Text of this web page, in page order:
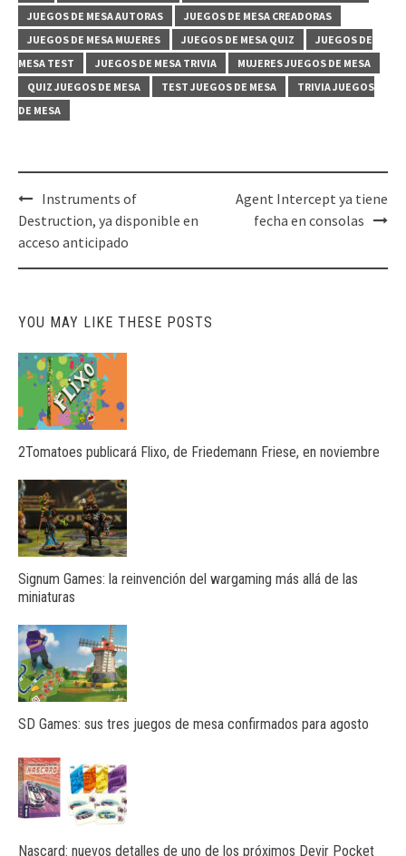
JUEGOS DE MESA AUTORAS
JUEGOS DE MESA CREADORAS
JUEGOS DE MESA MUJERES
JUEGOS DE MESA QUIZ
JUEGOS DE
MESA TEST
JUEGOS DE MESA TRIVIA
MUJERES JUEGOS DE MESA
QUIZ JUEGOS DE MESA
TEST JUEGOS DE MESA
TRIVIA JUEGOS
DE MESA
Post
navigation
Instruments of
Destruction, ya disponible en
acceso anticipado
Agent Intercept ya tiene
fecha en consolas
YOU MAY LIKE THESE POSTS
2Tomatoes publicará Flixo, de Friedemann Friese, en noviembre
Signum Games: la reinvención del wargaming más allá de las
miniaturas
SD Games: sus tres juegos de mesa confirmados para agosto
Nascard: nuevos detalles de uno de los próximos Devir Pocket